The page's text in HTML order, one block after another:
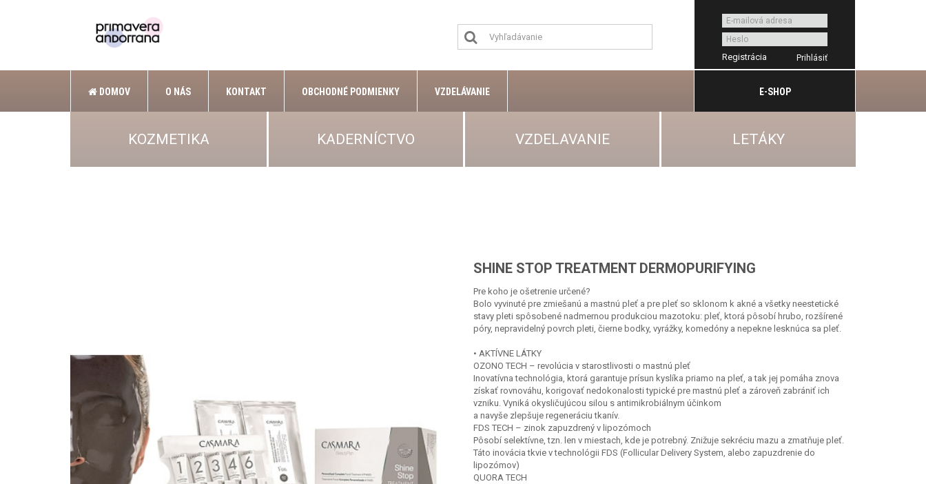
Registrácia
DOMOV O NÁS KONTAKT OBCHODNÉ PODMIENKY VZDELÁVANIE E-SHOP
KOZMETIKA KADERNÍCTVO VZDELAVANIE LETÁKY
SHINE STOP TREATMENT DERMOPURIFYING
Pre koho je ošetrenie určené?
Bolo vyvinuté pre zmiešanú a mastnú pleť a pre pleť so sklonom k akné a všetky neestetické
stavy pleti spôsobené nadmernou produkciou mazotoku: pleť, ktorá pôsobí hrubo, rozšírené
póry, nepravidelný povrch pleti, čierne bodky, vyrážky, komedóny a nepekne lesknúca sa pleť.
• AKTÍVNE LÁTKY
OZONO TECH – revolúcia v starostlivosti o mastnú pleť
Inovatívna technológia, ktorá garantuje prísun kyslíka priamo na pleť, a tak jej pomáha znova
získať rovnováhu, korigovať nedokonalosti typické pre mastnú pleť a zároveň zabrániť ich
vzniku. Vyniká okysličujúcou silou s antimikrobiálnym účinkom
a navyše zlepšuje regeneráciu tkanív.
FDS TECH – zinok zapuzdrený v lipozómoch
Pôsobí selektívne, tzn. len v miestach, kde je potrebný. Znižuje sekréciu mazu a zmatňuje pleť.
Táto inovácia tkvie v technológii FDS (Follicular Delivery System, alebo zapuzdrenie do
lipozómov)
QUORA TECH